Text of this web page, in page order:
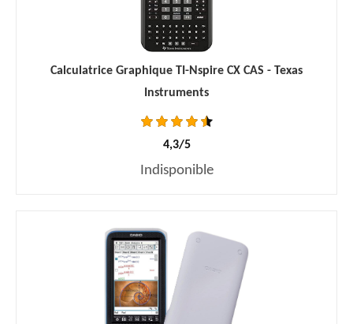
Calculatrice Graphique TI-Nspire CX CAS - Texas
Instruments
4,3/5
Indisponible